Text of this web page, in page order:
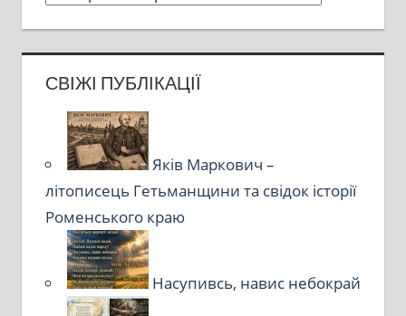
СВІЖІ ПУБЛІКАЦІЇ
Яків Маркович –
літописець Гетьманщини та свідок історії
Роменського краю
Насупивсь, навис небокрай